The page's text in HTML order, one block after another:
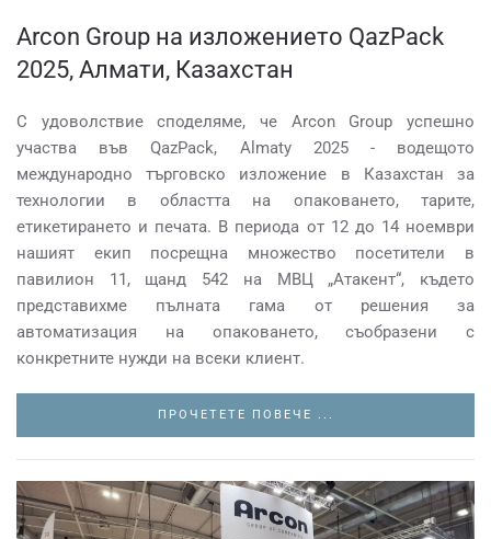
Arcon Group на изложението QazPack
2025, Алмати, Казахстан
С удоволствие споделяме, че Arcon Group успешно
участва във QazPack, Almaty 2025 - водещото
международно търговско изложение в Казахстан за
технологии в областта на опаковането, тарите,
етикетирането и печата. В периода от 12 до 14 ноември
нашият екип посрещна множество посетители в
павилион 11, щанд 542 на МВЦ „Атакент“, където
представихме пълната гама от решения за
автоматизация на опаковането, съобразени с
конкретните нужди на всеки клиент.
ПРОЧЕТЕТЕ ПОВЕЧЕ ...